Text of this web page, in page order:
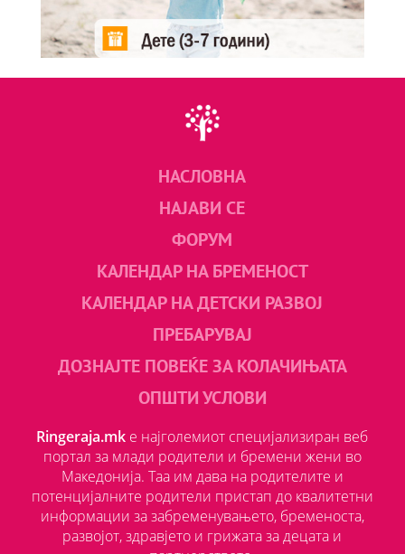
НАСЛОВНА
НАЈАВИ СЕ
ФОРУМ
КАЛЕНДАР НА БРЕМЕНОСТ
КАЛЕНДАР НА ДЕТСКИ РАЗВОЈ
ПРЕБАРУВАЈ
ДОЗНАЈТЕ ПОВЕЌЕ ЗА КОЛАЧИЊАТА
ОПШТИ УСЛОВИ
Ringeraja.mk е најголемиот специјализиран веб
портал за млади родители и бремени жени во
Македонија. Таа им дава на родителите и
потенцијалните родители пристап до квалитетни
информации за забременувањето, бременоста,
развојот, здравјето и грижата за децата и